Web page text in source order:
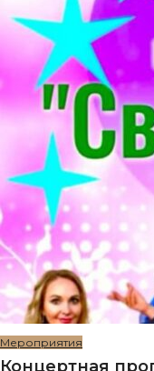
Мероприятия
Концертная